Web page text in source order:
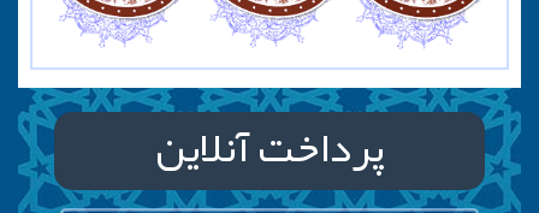
پرداخت آنلاین